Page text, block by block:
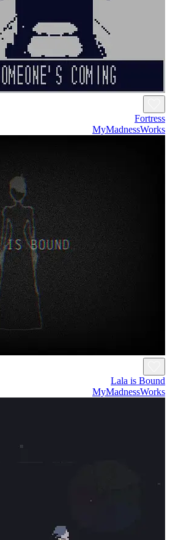
Fortress
MyMadnessWorks
Lala is Bound
MyMadnessWorks